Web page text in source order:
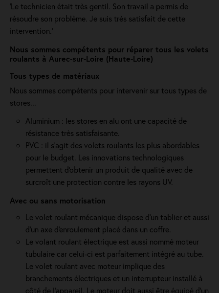
'Le technicien était très gentil. Son travail a permis de
résoudre son problème. Je suis très satisfait de cette
intervention.'
Nous sommes compétents pour réparer tous les volets
roulants à Aurec-sur-Loire (Haute-Loire)
Tous types de matériaux
Nous sommes compétents pour intervenir sur tous types de
stores...
Aluminium : les stores en alu ont une capacité de
résistance très satisfaisante.
PVC : il s'agit des volets roulants les plus abordables
pour le budget. Les innovations technologiques
permettent d'obtenir un produit de qualité avec de
surcroît une protection contre les rayons UV.
Avec ou sans motorisation
Le volet roulant mécanique dispose d'un tablier et aussi
d'un axe d'enroulement placé dans un coffre.
Le volant roulant électrique est aussi nommé moteur
tubulaire car celui-ci est parfaitement intégré au tube.
Le volet roulant avec moteur implique des
branchements électriques et un interrupteur installé à
côté de l'appareil. Le moteur doit aussi être équipé d'un